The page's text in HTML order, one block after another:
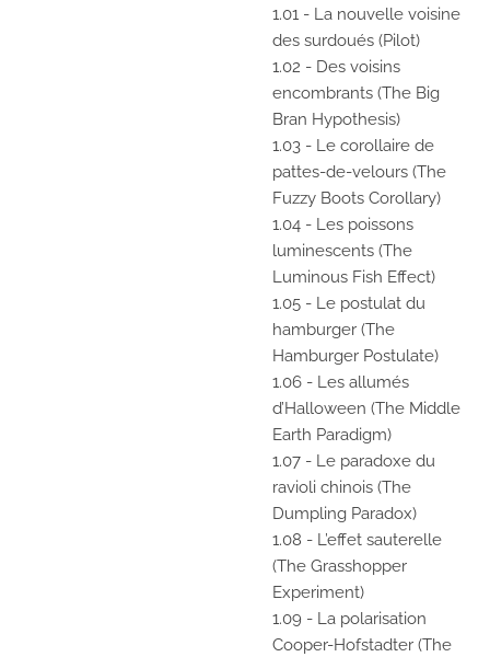
1.01 - La nouvelle voisine
des surdoués (Pilot)
1.02 - Des voisins
encombrants (The Big
Bran Hypothesis)
1.03 - Le corollaire de
pattes-de-velours (The
Fuzzy Boots Corollary)
1.04 - Les poissons
luminescents (The
Luminous Fish Effect)
1.05 - Le postulat du
hamburger (The
Hamburger Postulate)
1.06 - Les allumés
d’Halloween (The Middle
Earth Paradigm)
1.07 - Le paradoxe du
ravioli chinois (The
Dumpling Paradox)
1.08 - L’effet sauterelle
(The Grasshopper
Experiment)
1.09 - La polarisation
Cooper-Hofstadter (The